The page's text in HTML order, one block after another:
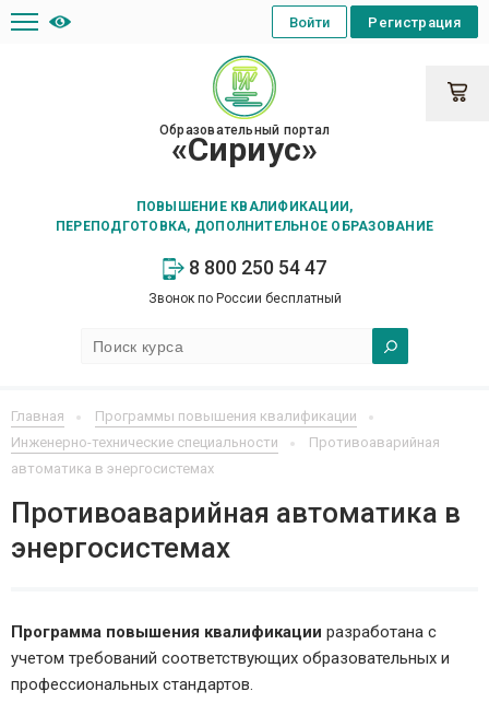
Образовательный портал
«Сириус»
ПОВЫШЕНИЕ КВАЛИФИКАЦИИ,
ПЕРЕПОДГОТОВКА, ДОПОЛНИТЕЛЬНОЕ ОБРАЗОВАНИЕ
8 800 250 54 47
Звонок по России бесплатный
Регистрация
Войти
Главная
Программы повышения квалификации
Инженерно-технические специальности
Противоаварийная
автоматика в энергосистемах
Противоаварийная автоматика в
энергосистемах
Программа повышения квалификации разработана с
учетом требований соответствующих образовательных и
профессиональных стандартов.